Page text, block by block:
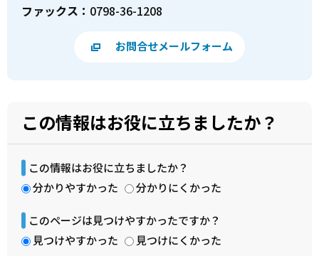
ファックス： 0798-36-1208
お問合せメールフォーム
この情報はお役に立ちましたか？
この情報はお役に立ちましたか？
分かりやすかった
分かりにくかった
このページは見つけやすかったですか？
見つけやすかった
見つけにくかった